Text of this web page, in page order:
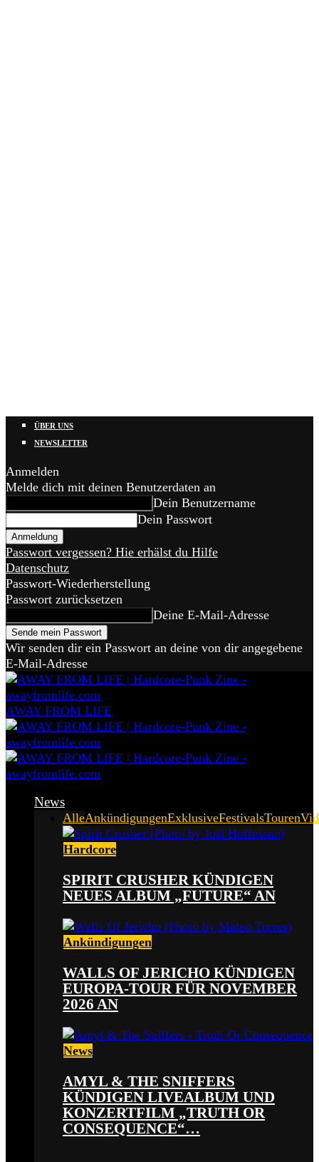
ÜBER UNS
NEWSLETTER
Anmelden
Melde dich mit deinen Benutzerdaten an
Dein Benutzername
Dein Passwort
Passwort vergessen? Hie erhälst du Hilfe
Datenschutz
Passwort-Wiederherstellung
Passwort zurücksetzen
Deine E-Mail-Adresse
Wir senden dir ein Passwort an deine von dir angegebene
E-Mail-Adresse
AWAY FROM LIFE
News
AlleAnkündigungenExklusiveFestivalsTouren
Hardcore
SPIRIT CRUSHER KÜNDIGEN
NEUES ALBUM „FUTURE“ AN
Ankündigungen
WALLS OF JERICHO KÜNDIGEN
EUROPA-TOUR FÜR NOVEMBER
2026 AN
News
AMYL & THE SNIFFERS
KÜNDIGEN LIVEALBUM UND
KONZERTFILM „TRUTH OR
CONSEQUENCE“…